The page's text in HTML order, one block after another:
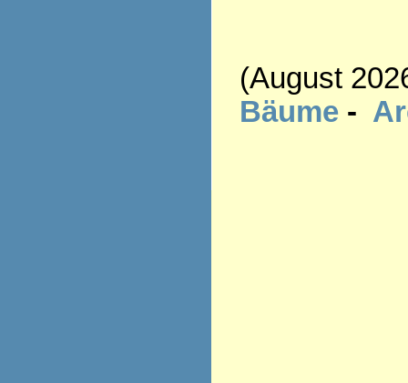
(August
Bäume - A